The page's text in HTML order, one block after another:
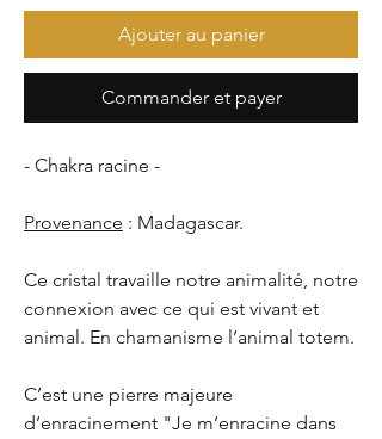
Ajouter au panier
Commander et payer
- Chakra racine -
Provenance : Madagascar.
Ce cristal travaille notre animalité, notre
connexion avec ce qui est vivant et
animal. En chamanisme l’animal totem.
C’est une pierre majeure
d’enracinement "Je m’enracine dans